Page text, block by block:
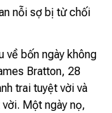
nỗi sợ bị từ chối
về bốn ngày không
Bratton, 28
trai tuyệt vời và
Một ngày nọ,